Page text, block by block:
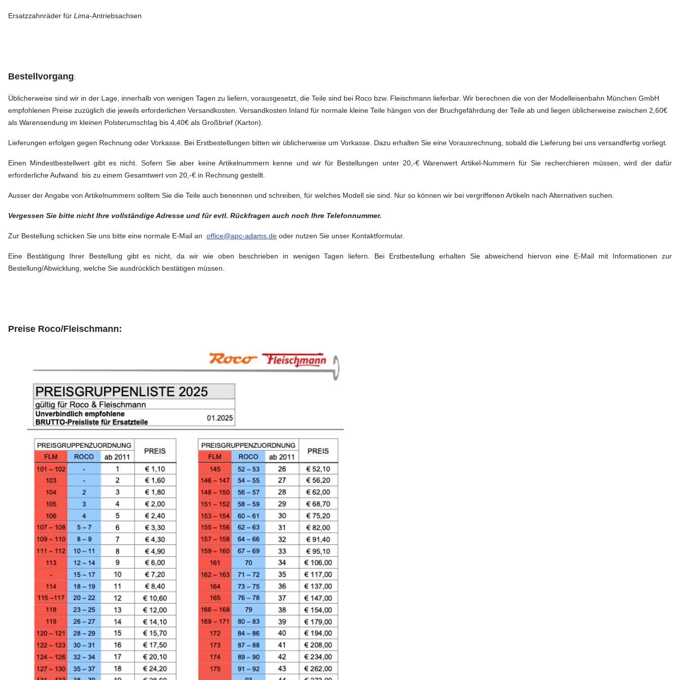
Ersatzzahnräder für Lima-Antriebsachsen
Bestellvorgang:
Üblicherweise sind wir in der Lage, innerhalb von wenigen Tagen zu liefern, vorausgesetzt, die Teile sind bei Roco bzw. Fleischmann lieferbar. Wir berechnen die von der Modelleisenbahn München GmbH
empfohlenen Preise zuzüglich die jeweils erforderlichen Versandkosten. Versandkosten Inland für normale kleine Teile hängen von der Bruchgefährdung der Teile ab und liegen üblicherweise zwischen 2,60€
als Warensendung im kleinen Polsterumschlag bis 4,40€ als Großbrief (Karton).
Lieferungen erfolgen gegen Rechnung oder Vorkasse. Bei Erstbestellungen bitten wir üblicherweise um Vorkasse. Dazu erhalten Sie eine Vorausrechnung, sobald die Lieferung bei uns versandfertig vorliegt.
Einen Mindestbestellwert gibt es nicht. Sofern Sie aber keine Artikelnummern kenne und wir für Bestellungen unter 20,-€ Warenwert Artikel-Nummern für Sie recherchieren müssen, wird der dafür
erforderliche Aufwand bis zu einem Gesamtwert von 20,-€ in Rechnung gestellt.
Ausser der Angabe von Artikelnummern solltem Sie die Teile auch benennen und schreiben, für welches Modell sie sind. Nur so können wir bei vergriffenen Artikeln nach Alternativen suchen.
Vergessen Sie bitte nicht Ihre vollständige Adresse und für evtl. Rückfragen auch noch Ihre Telefonnummer.
Zur Bestellung schicken Sie uns bitte eine normale E-Mail an office@apc-adams.de oder nutzen Sie unser Kontaktformular.
Eine Bestätigung Ihrer Bestellung gibt es nicht, da wir wie oben beschrieben in wenigen Tagen liefern. Bei Erstbestellung erhalten Sie abweichend hiervon eine E-Mail mit Informationen zur
Bestellung/Abwicklung, welche Sie ausdrücklich bestätigen müssen.
Preise Roco/Fleischmann: